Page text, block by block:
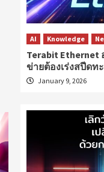
AI Knowledge
Terabit Ethernet
ข่ายต้องเร่งสปีดท
January 9, 2026